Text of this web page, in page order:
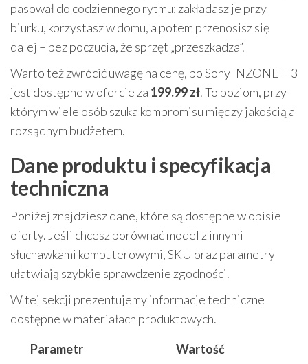
pasował do codziennego rytmu: zakładasz je przy
biurku, korzystasz w domu, a potem przenosisz się
dalej – bez poczucia, że sprzęt „przeszkadza”.
Warto też zwrócić uwagę na cenę, bo Sony INZONE H3
jest dostępne w ofercie za 199.99 zł. To poziom, przy
którym wiele osób szuka kompromisu między jakością a
rozsądnym budżetem.
Dane produktu i specyfikacja
techniczna
Poniżej znajdziesz dane, które są dostępne w opisie
oferty. Jeśli chcesz porównać model z innymi
słuchawkami komputerowymi, SKU oraz parametry
ułatwiają szybkie sprawdzenie zgodności.
W tej sekcji prezentujemy informacje techniczne
dostępne w materiałach produktowych.
Parametr
Wartość